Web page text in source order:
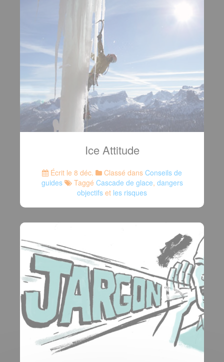
Ice Attitude
Écrit le 8 déc. Classé dans Conseils de
guides
Taggé Cascade de glace, dangers
objectifs et les risques